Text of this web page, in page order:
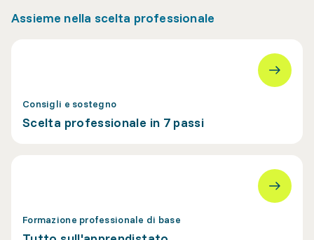
Assieme nella scelta professionale
Consigli e sostegno
Scelta professionale in 7 passi
Formazione professionale di base